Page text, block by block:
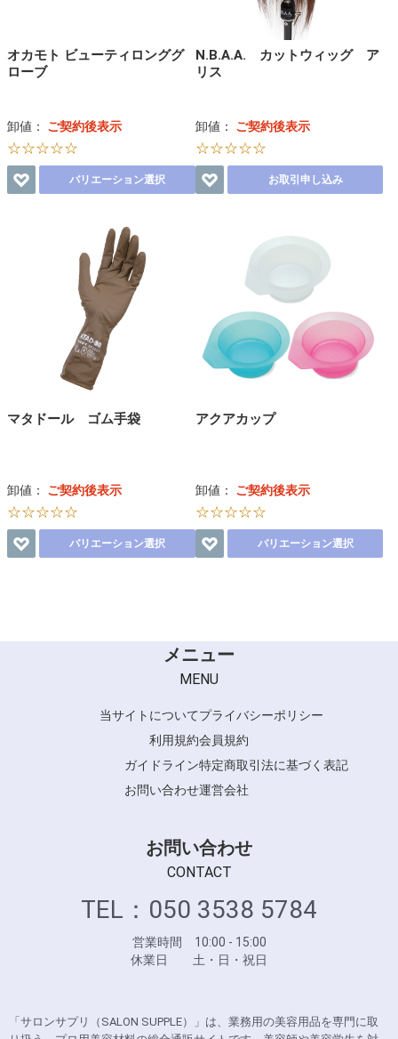
オカモト ビューティロンググ
ローブ
卸値： ご契約後表示
☆☆☆☆☆
バリエーション選択
N.B.A.A. カットウィッグ ア
リス
卸値： ご契約後表示
☆☆☆☆☆
お取引申し込み
マタドール ゴム手袋
卸値： ご契約後表示
☆☆☆☆☆
バリエーション選択
アクアカップ
卸値： ご契約後表示
☆☆☆☆☆
バリエーション選択
メニュー
MENU
当サイトについてプライバシーポリシー
利用規約会員規約
ガイドライン特定商取引法に基づく表記
お問い合わせ運営会社
お問い合わせ
CONTACT
TEL：050 3538 5784
営業時間 10:00 - 15:00
休業日 土・日・祝日
「サロンサプリ（SALON SUPPLE）」は、業務用の美容用品を専門に取